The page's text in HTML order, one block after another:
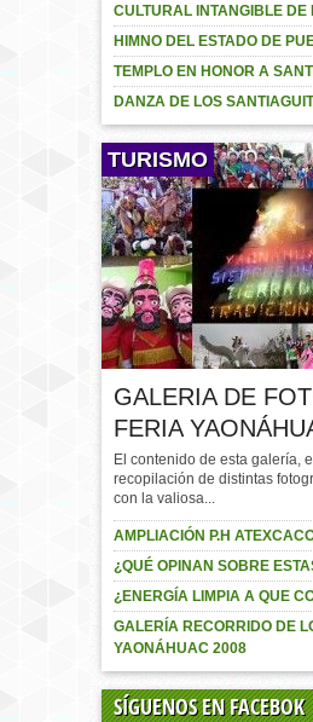
CULTURAL INTANGIBLE
HIMNO DEL ESTADO DE
TEMPLO EN HONOR A
DANZA DE LOS
TURISMO
GALERIA DE
FERIA
El contenido de esta galería,
recopilación de distintas
con la valiosa...
AMPLIACIÓN P.H
¿QUÉ OPINAN SOBRE
¿ENERGÍA LIMPIA A QUE
GALERÍA RECORRIDO DE
YAONÁHUAC 2008
SÍGUENOS EN FACEBOK